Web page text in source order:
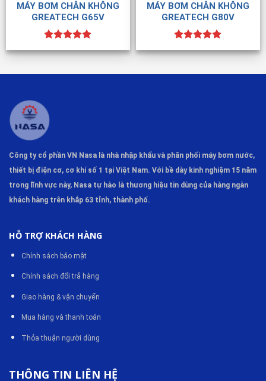
MÁY BƠM CHÂN KHÔNG
GREATECH G65V
Được xếp
hạng5.00
MÁY BƠM CHÂN KHÔNG
GREATECH G80V
Được xếp
hạng5.00
Công ty cổ phần VN Nasa là nhà nhập khẩu và phân phối máy bơm nước,
thiết bị điện cơ, cơ khí số 1 tại Việt Nam. Với bề dày kinh nghiệm 15 năm
trong lĩnh vực này, Nasa tự hào là thương hiệu tin dùng của hàng ngàn
khách hàng trên khắp 63 tỉnh, thành phố.
HỖ TRỢ KHÁCH HÀNG
Chính sách bảo mật
Chính sách đổi trả hàng
Giao hàng & vận chuyển
Mua hàng và thanh toán
Thỏa thuận người dùng
THÔNG TIN LIÊN HỆ